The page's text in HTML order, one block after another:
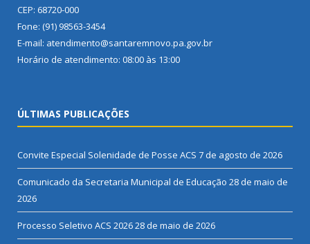
CEP: 68720-000
Fone: (91) 98563-3454
E-mail: atendimento@santaremnovo.pa.gov.br
Horário de atendimento: 08:00 às 13:00
ÚLTIMAS PUBLICAÇÕES
Convite Especial Solenidade de Posse ACS 7 de agosto de 2026
Comunicado da Secretaria Municipal de Educação 28 de maio de
2026
Processo Seletivo ACS 202628 de maio de 2026